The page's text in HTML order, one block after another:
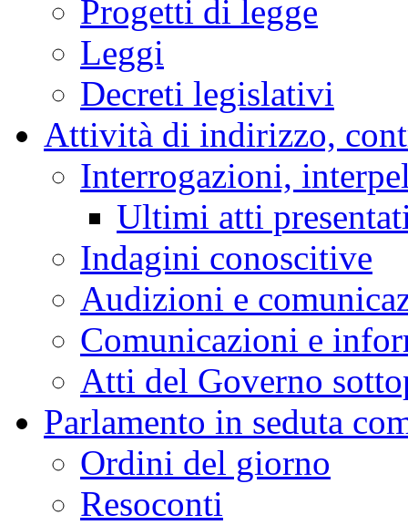
Progetti di legge
Leggi
Decreti legislativi
Attività di indirizzo,
Interrogazioni,
Ultimi atti
Indagini conoscitive
Audizioni e
Comunicazioni e
Atti del Governo
Parlamento in seduta
Ordini del giorno
Resoconti